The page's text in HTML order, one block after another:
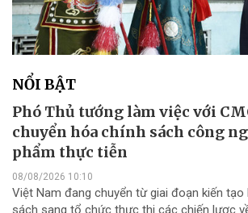
NỔI BẬT
Phó Thủ tướng làm việc với
chuyển hóa chính sách công
phẩm thực tiễn
08/08/2026 10:10
Việt Nam đang chuyển từ giai đoạn kiến tạo
sách sang tổ chức thực thi các chiến lược